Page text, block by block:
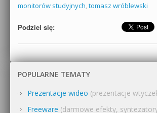
monitorów studyjnych, tomasz wróblewski
Podziel się:
POPULARNE TEMATY
Prezentacje wideo (prezentacje
Freeware (darmowe efekty,